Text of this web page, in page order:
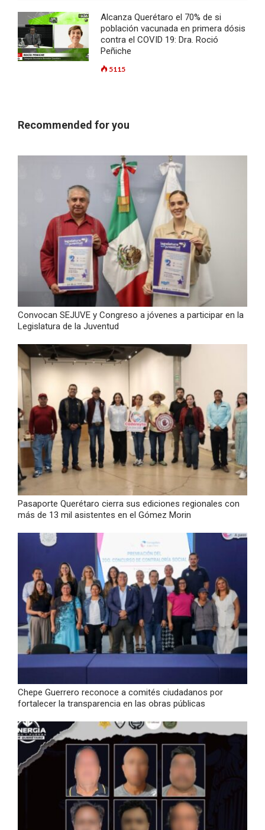
Alcanza Querétaro el 70% de si
población vacunada en primera dósis
contra el COVID 19: Dra. Roció
Peñiche
5115
Recommended for you
Convocan SEJUVE y Congreso a jóvenes a participar en la
Legislatura de la Juventud
Pasaporte Querétaro cierra sus ediciones regionales con
más de 13 mil asistentes en el Gómez Morin
Chepe Guerrero reconoce a comités ciudadanos por
fortalecer la transparencia en las obras públicas